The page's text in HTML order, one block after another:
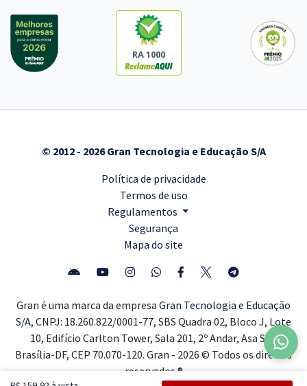
RA 1000
© 2012 - 2026 Gran Tecnologia e Educação S/A
Política de privacidade
Termos de uso
Regulamentos
Segurança
Mapa do site
Gran é uma marca da empresa Gran Tecnologia e Educação
S/A, CNPJ: 18.260.822/0001-77, SBS Quadra 02, Bloco J, Lote
10, Edifício Carlton Tower, Sala 201, 2º Andar, Asa Sul,
Brasília-DF, CEP 70.070-120. Gran - 2026 © Todos os direitos
reservados ®